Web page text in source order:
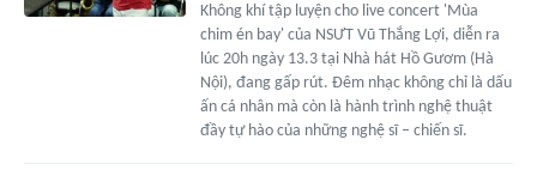
Không khí tập luyện cho live concert 'Mùa
chim én bay' của NSƯT Vũ Thắng Lợi, diễn ra
lúc 20h ngày 13.3 tại Nhà hát Hồ Gươm (Hà
Nội), đang gấp rút. Đêm nhạc không chỉ là dấu
ấn cá nhân mà còn là hành trình nghệ thuật
đầy tự hào của những nghệ sĩ – chiến sĩ.